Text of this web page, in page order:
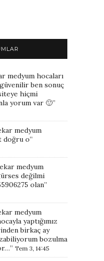
medyum hocaları
ben sonuç
hiçmi
yorum var 🙂”
medyum
doğru o”
medyum
değilmi
olan”
medyum
yaptığımız
birkaç ay
bozulma
” Tem 3, 14:45